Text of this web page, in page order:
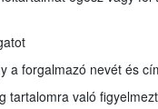
a forgalmazó nevét és
tartalomra való